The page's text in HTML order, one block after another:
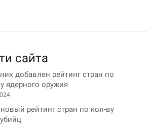
сайта
добавлен рейтинг стран по
ядерного оружия
рейтинг стран по кол-ву